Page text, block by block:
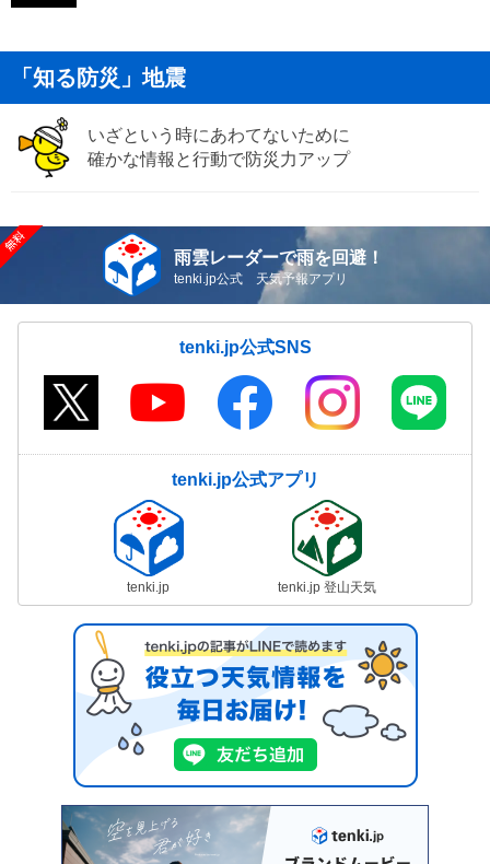
「知る防災」地震
いざという時にあわてないために
確かな情報と行動で防災力アップ
雨雲レーダーで雨を回避！
tenki.jp公式 天気予報アプリ
tenki.jp公式SNS
tenki.jp公式アプリ
tenki.jp tenki.jp 登山天気